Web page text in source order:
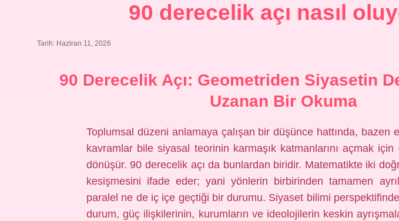
90 derecelik açı nasıl
Tarih: Haziran 11, 2026
90 Derecelik Açı: Geometriden Siyasetin
Uzanan Bir Okuma
Toplumsal düzeni anlamaya çalışan bir düşünce hattında, bazen
kavramlar bile siyasal teorinin karmaşık katmanlarını açmak
dönüşür. 90 derecelik açı da bunlardan biridir. Matematikte iki
kesişmesini ifade eder; yani yönlerin birbirinden tamamen
paralel ne de iç içe geçtiği bir durumu. Siyaset bilimi
durum, güç ilişkilerinin, kurumların ve ideolojilerin keskin